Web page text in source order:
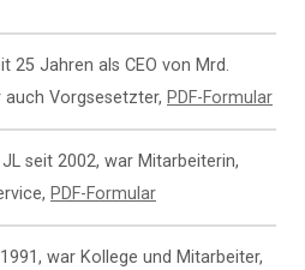
25 Jahren als CEO von Mrd.
auch Vorgsesetzter, PDF-Formular
seit 2002, war Mitarbeiterin,
PDF-Formular
war Kollege und Mitarbeiter,